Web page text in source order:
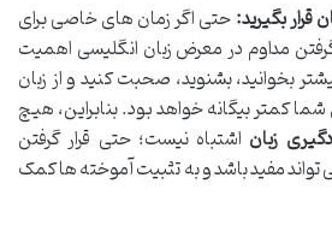
بگیرید:حتی اگر زمان های خاصی برای
گرفتن مداوم در معرض زبان انگلیسی اهمیت
بخوانید، بشنوید، صحبت کنید و از زبان
شما کمتر بیگانه خواهد بود. بنابراین، هیچ
زبان اشتباه نیست؛ حتی قرار گرفتن
مفید باشد و به تثبیت آموخته ها کمک